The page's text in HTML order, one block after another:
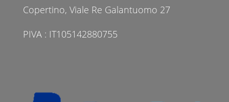
Copertino, Viale Re Galantuomo 27
PIVA : IT105142880755